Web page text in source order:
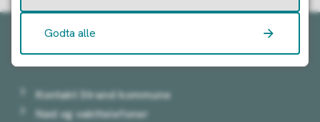
Kontakt oss:
Kontakt Strand kommune
Nød og vakttelefoner
Godta alle